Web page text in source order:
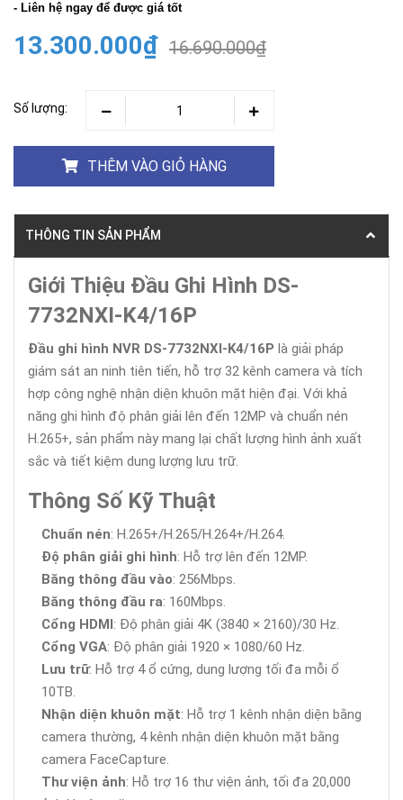
- Liên hệ ngay để được giá tốt
13.300.000₫ 16.690.000₫
Số lượng:
THÊM VÀO GIỎ HÀNG
THÔNG TIN SẢN PHẨM
Giới Thiệu Đầu Ghi Hình DS-
7732NXI-K4/16P
Đầu ghi hình NVR DS-7732NXI-K4/16P là giải pháp
giám sát an ninh tiên tiến, hỗ trợ 32 kênh camera và tích
hợp công nghệ nhận diện khuôn mặt hiện đại. Với khả
năng ghi hình độ phân giải lên đến 12MP và chuẩn nén
H.265+, sản phẩm này mang lại chất lượng hình ảnh xuất
sắc và tiết kiệm dung lượng lưu trữ.
Thông Số Kỹ Thuật
Chuẩn nén: H.265+/H.265/H.264+/H.264.
Độ phân giải ghi hình: Hỗ trợ lên đến 12MP.
Băng thông đầu vào: 256Mbps.
Băng thông đầu ra: 160Mbps.
Cổng HDMI: Độ phân giải 4K (3840 × 2160)/30 Hz.
Cổng VGA: Độ phân giải 1920 × 1080/60 Hz.
Lưu trữ: Hỗ trợ 4 ổ cứng, dung lượng tối đa mỗi ổ
10TB.
Nhận diện khuôn mặt: Hỗ trợ 1 kênh nhận diện bằng
camera thường, 4 kênh nhận diện khuôn mặt bằng
camera FaceCapture.
Thư viện ảnh: Hỗ trợ 16 thư viện ảnh, tối đa 20,000